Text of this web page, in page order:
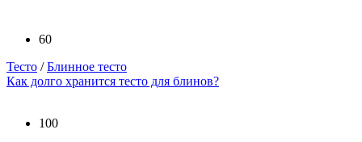
60
Тесто /Блинное тесто
Как долго хранится тесто для блинов?
100